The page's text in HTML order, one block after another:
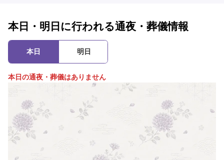
本日・明日に行われる通夜・葬儀情報
本日 明日
本日の通夜・葬儀はありません